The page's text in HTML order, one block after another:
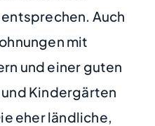
Auch
mit
und einer guten
Kindergärten
eher ländliche,